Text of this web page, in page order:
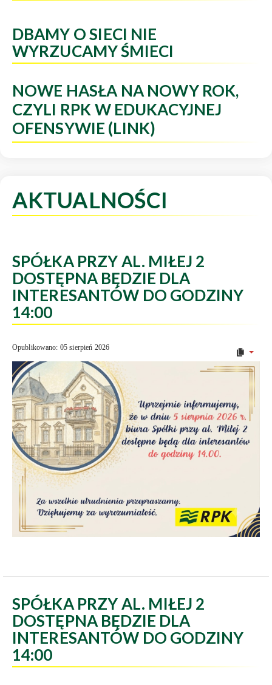
DBAMY O SIECI NIE
WYRZUCAMY ŚMIECI
NOWE HASŁA NA NOWY ROK,
CZYLI RPK W EDUKACYJNEJ
OFENSYWIE (LINK)
AKTUALNOŚCI
SPÓŁKA PRZY AL. MIŁEJ 2
DOSTĘPNA BĘDZIE DLA
INTERESANTÓW DO GODZINY
14:00
Opublikowano: 05 sierpień 2026
SPÓŁKA PRZY AL. MIŁEJ 2
DOSTĘPNA BĘDZIE DLA
INTERESANTÓW DO GODZINY
14:00